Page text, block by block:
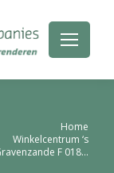
Home
Winkelcentrum ‘s
F 018…